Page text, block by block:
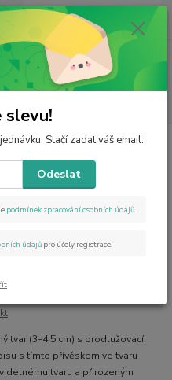
ks
0 Kč
Jaspis přívěsek tyčka
tvar (3–4,5 cm) s prodlužovací
s tímto přívěskem ve tvaru
tvaru a přirozeným
slevu!
Stačí zadat váš email:
Odeslat
podmínek zpracování osobních údajů.
údajů pro účely registrace.